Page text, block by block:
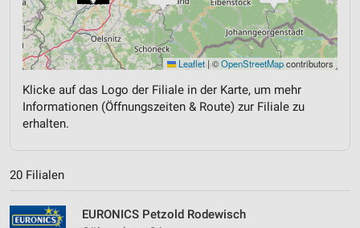
Leaflet |©OpenStreetMapcontributors
Klicke auf das Logo der Filiale in der Karte, um mehr
Informationen (Öffnungszeiten & Route) zur Filiale zu
erhalten.
20 Filialen
EURONICS Petzold Rodewisch